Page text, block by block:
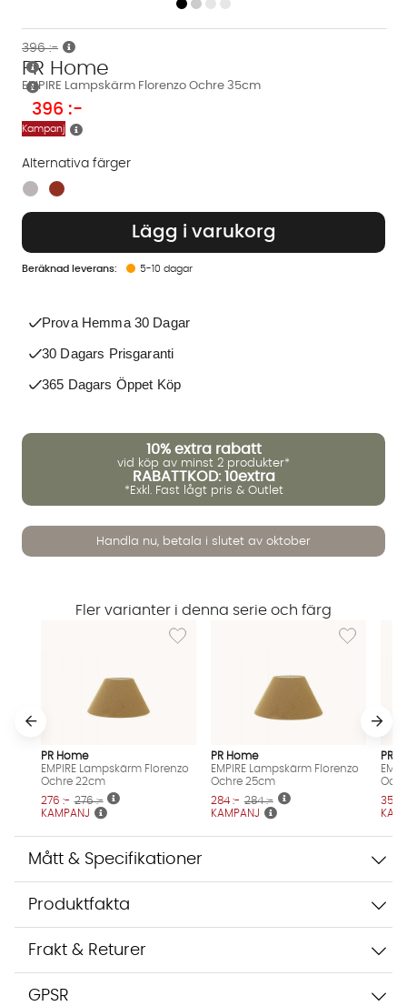
EMPIRE Lampskärm Florenzo Ochre 35cm
PR Home
396 :-
396 :-
Kampanj
Lägg i varukorg
5-10 dagar
Alternativa färger
Finns även i dessa färger:
Prova Hemma 30 Dagar
30 Dagars Prisgaranti
365 Dagars Öppet Köp
10% extra rabatt
vid köp av minst 2 produkter*
RABATTKOD: 10extra
*Exkl. Fast lågt pris & Outlet
Handla nu, betala i slutet av oktober
Fler varianter i denna serie och färg
Lägg till i önskelista: EMPIRE Lampskärm
PR Home
EMPIRE Lampskärm Florenzo
Ochre 22cm
KAMPANJ
276 :- 276 :-
Lägg till i
PR Home
EMPIRE Lampskärm Florenzo
Ochre 25cm
KAMPANJ
284 :- 284 :-
PR
356
Mått & Specifikationer
Produktfakta
Frakt & Returer
GPSR
inte dina uppgifter med tredje part. Läs mer i vår
integritetspolicy.
Jag godkänner att konversationen sparas